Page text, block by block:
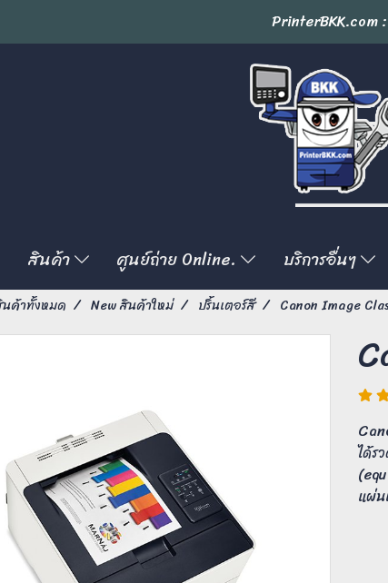
PrinterBKK.com
สินค้า ศูนย์ถ่าย Online. บริการอื่นๆ
ค้าทั้งหมด New สินค้าใหม่ ปริ้นเตอร์สี Canon Image
ได้ร
แผ่น